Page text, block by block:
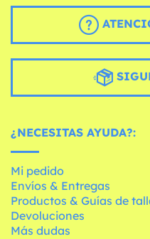
¿NECESITAS AYUDA?:
Mi pedido
Envíos & Entregas
Productos & Guías de
Devoluciones
Más dudas